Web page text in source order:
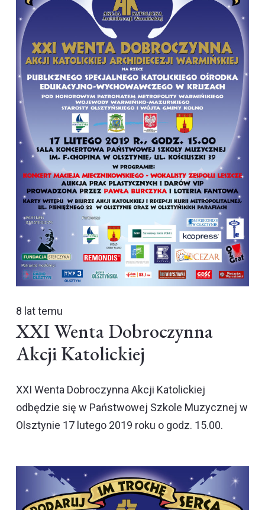
8 lat temu
XXI Wenta Dobroczynna
Akcji Katolickiej
XXI Wenta Dobroczynna Akcji Katolickiej
odbędzie się w Państwowej Szkole Muzycznej w
Olsztynie 17 lutego 2019 roku o godz. 15.00.